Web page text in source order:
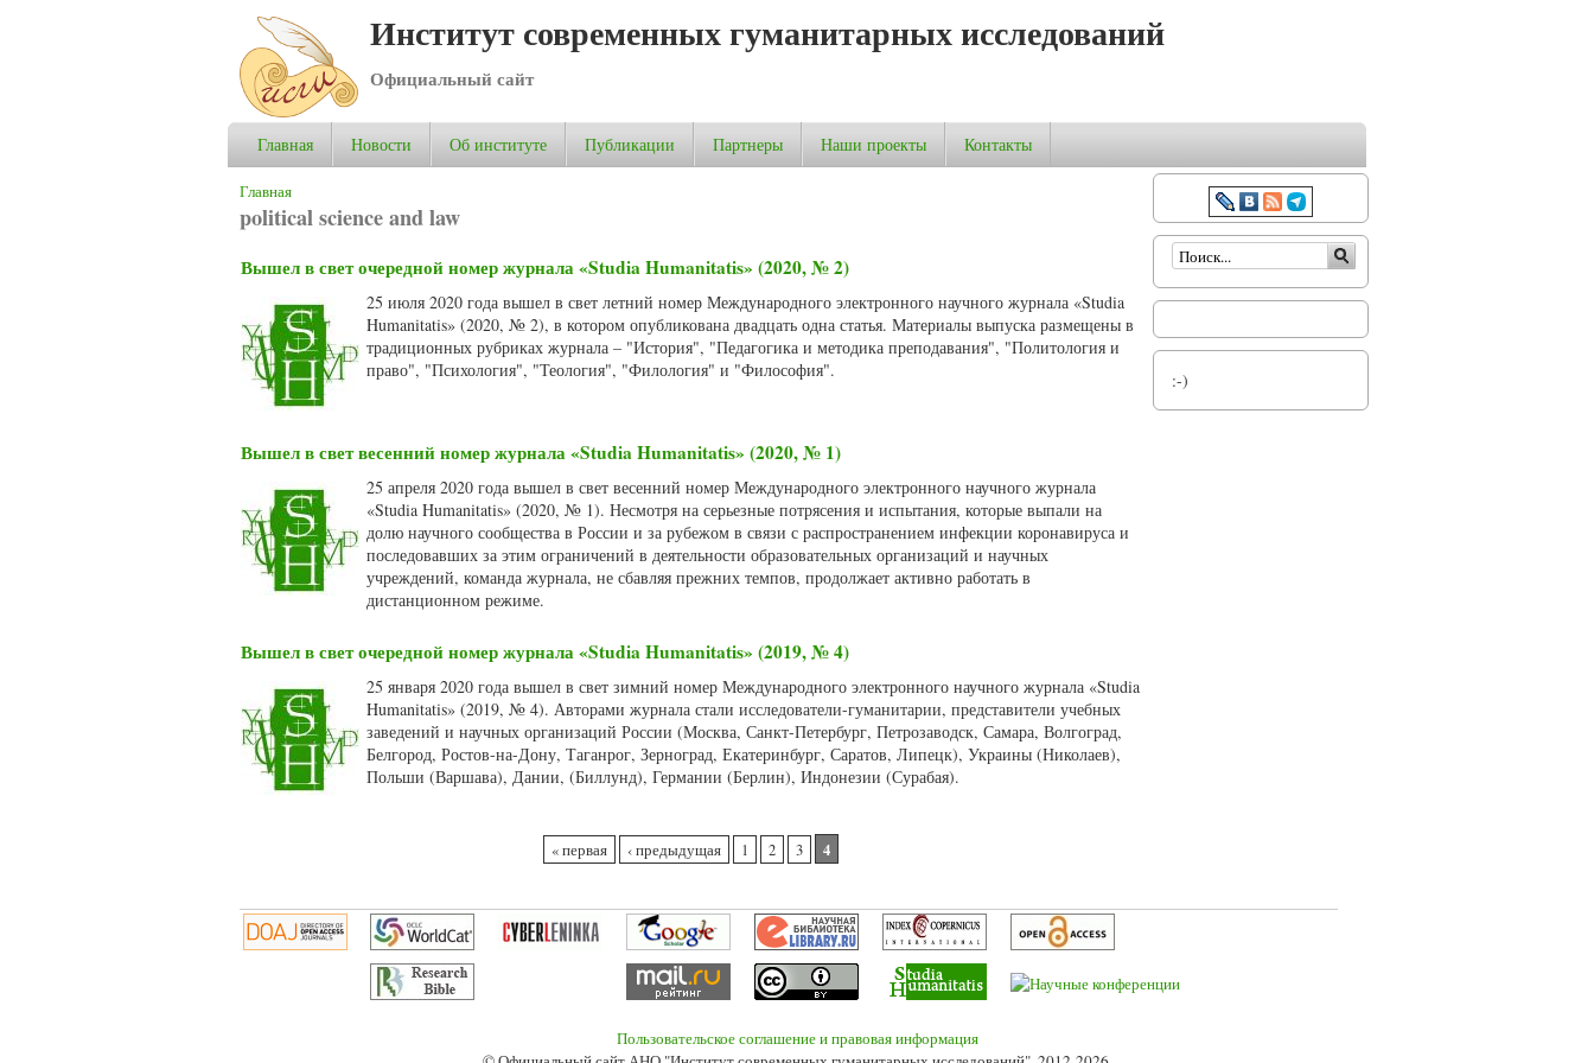
Институт современных гуманитарных исследований
Официальный сайт
Главная Новости Об институте Публикации Партнеры Наши проекты Контакты
Вы здесь
Главная
political science and law
Вышел в свет очередной номер журнала «Studia Humanitatis» (2020, № 2)
25 июля 2020 года вышел в свет летний номер Международного электронного научного журнала «Studia
Humanitatis» (2020, № 2), в котором опубликована двадцать одна статья. Материалы выпуска размещены в
традиционных рубриках журнала – "История", "Педагогика и методика преподавания", "Политология и
право", "Психология", "Теология", "Филология" и "Философия".
Вышел в свет весенний номер журнала «Studia Humanitatis» (2020, № 1)
25 апреля 2020 года вышел в свет весенний номер Международного электронного научного журнала
«Studia Humanitatis» (2020, № 1). Несмотря на серьезные потрясения и испытания, которые выпали на
долю научного сообщества в России и за рубежом в связи с распространением инфекции коронавируса и
последовавших за этим ограничений в деятельности образовательных организаций и научных
учреждений, команда журнала, не сбавляя прежних темпов, продолжает активно работать в
дистанционном режиме.
Вышел в свет очередной номер журнала «Studia Humanitatis» (2019, № 4)
25 января 2020 года вышел в свет зимний номер Международного электронного научного журнала «Studia
Humanitatis» (2019, № 4). Авторами журнала стали исследователи-гуманитарии, представители учебных
заведений и научных организаций России (Москва, Санкт-Петербург, Петрозаводск, Самара, Волгоград,
Белгород, Ростов-на-Дону, Таганрог, Зерноград, Екатеринбург, Саратов, Липецк), Украины (Николаев),
Польши (Варшава), Дании, (Биллунд), Германии (Берлин), Индонезии (Сурабая).
« первая ‹ предыдущая 1 2 3 4
Форма поиска
:-)
Пользовательское соглашение и правовая информация